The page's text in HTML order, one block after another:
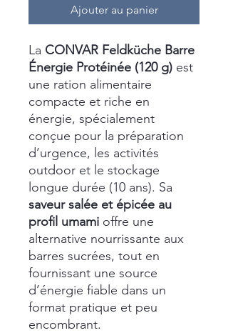
Ajouter au panier
La CONVAR Feldküche Barre
Énergie Protéinée (120 g) est
une ration alimentaire
compacte et riche en
énergie, spécialement
conçue pour la préparation
d’urgence, les activités
outdoor et le stockage
longue durée (10 ans). Sa
saveur salée et épicée au
profil umami offre une
alternative nourrissante aux
barres sucrées, tout en
fournissant une source
d’énergie fiable dans un
format pratique et peu
encombrant.